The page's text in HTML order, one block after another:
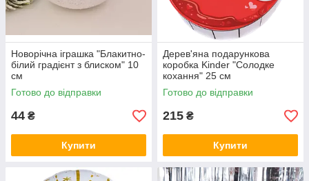
Новорічна іграшка "Блакитно-
білий градієнт з блиском" 10
см
Готово до відправки
44 ₴
Купити
Дерев'яна подарункова
коробка Kinder "Солодке
кохання" 25 см
Готово до відправки
215 ₴
Купити